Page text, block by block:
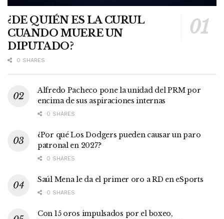
¿DE QUIÉN ES LA CURUL
CUANDO MUERE UN
DIPUTADO?
0 SHARES
Alfredo Pacheco pone la unidad del PRM por
encima de sus aspiraciones internas
0 SHARES
¿Por qué Los Dodgers pueden causar un paro
patronal en 2027?
0 SHARES
Saúl Mena le da el primer oro a RD en eSports
0 SHARES
Con 15 oros impulsados por el boxeo,